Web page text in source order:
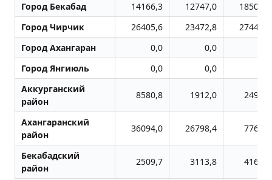
Город Бекабад
14166,3 12747,0
18507,4
Город Чиpчик
26405,6 23472,8
27446,7
Город Ахангаран
0,0 0,0
Город Янгиюль
0,0 0,0
Аккурганский
район
8580,8 1912,0 2498,3
Ахангаранский
район
36094,0 26798,4 7767,4
Бекабадский
район
2509,7 3113,8 4160,9